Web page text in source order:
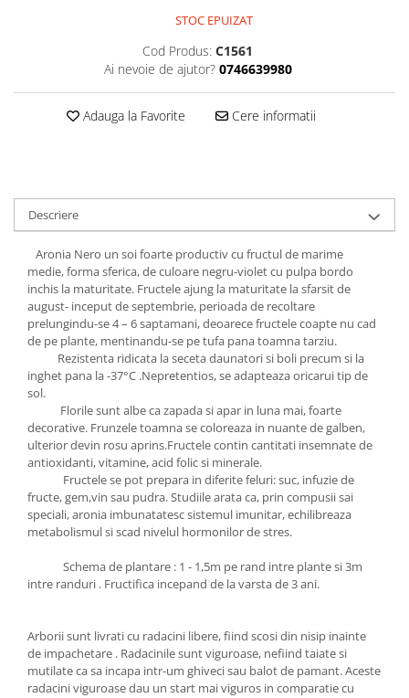
STOC EPUIZAT
Cod Produs: C1561
Ai nevoie de ajutor? 0746639980
Adauga la Favorite Cere informatii
Descriere
Aronia Nero un soi foarte productiv cu fructul de marime
medie, forma sferica, de culoare negru-violet cu pulpa bordo
inchis la maturitate. Fructele ajung la maturitate la sfarsit de
august- inceput de septembrie, perioada de recoltare
prelungindu-se 4 – 6 saptamani, deoarece fructele coapte nu cad
de pe plante, mentinandu-se pe tufa pana toamna tarziu.
Rezistenta ridicata la seceta daunatori si boli precum si la
inghet pana la -37°C .Nepretentios, se adapteaza oricarui tip de
sol.
Florile sunt albe ca zapada si apar in luna mai, foarte
decorative. Frunzele toamna se coloreaza in nuante de galben,
ulterior devin rosu aprins.Fructele contin cantitati insemnate de
antioxidanti, vitamine, acid folic si minerale.
Fructele se pot prepara in diferite feluri: suc, infuzie de
fructe, gem,vin sau pudra. Studiile arata ca, prin compusii sai
speciali, aronia imbunatatesc sistemul imunitar, echilibreaza
metabolismul si scad nivelul hormonilor de stres.
Schema de plantare : 1 - 1,5m pe rand intre plante si 3m
intre randuri . Fructifica incepand de la varsta de 3 ani.
Arborii sunt livrati cu radacini libere, fiind scosi din nisip inainte
de impachetare . Radacinile sunt viguroase, nefiind taiate si
mutilate ca sa incapa intr-um ghiveci sau balot de pamant. Aceste
radacini viguroase dau un start mai viguros in comparatie cu